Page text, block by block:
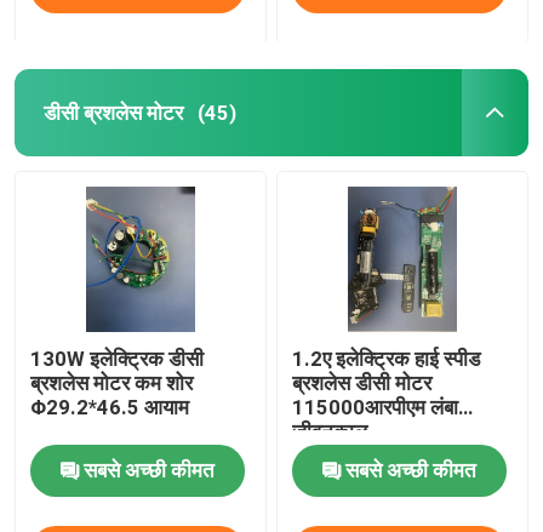
डीसी ब्रशलेस मोटर (45)
130W इलेक्ट्रिक डीसी
ब्रशलेस मोटर कम शोर
Φ29.2*46.5 आयाम
सबसे अच्छी कीमत
1.2ए इलेक्ट्रिक हाई स्पीड
ब्रशलेस डीसी मोटर
115000आरपीएम लंबा
जीवनकाल
सबसे अच्छी कीमत